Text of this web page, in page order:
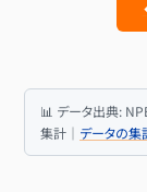
📊 データ出典:
集計｜ データの集